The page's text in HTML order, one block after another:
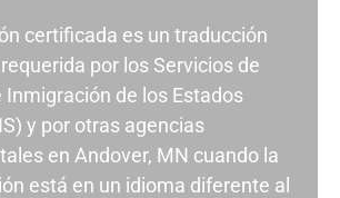
certificada es un traducción
por los Servicios de
Inmigración de los Estados
y por otras agencias
en Andover, MN cuando la
está en un idioma diferente al